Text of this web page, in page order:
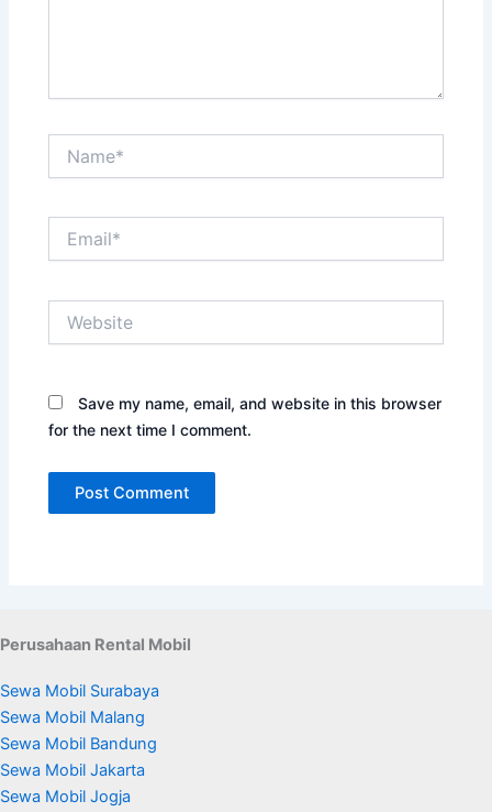
Save my name, email, and website in this browser
for the next time I comment.
Perusahaan Rental Mobil
Sewa Mobil Surabaya
Sewa Mobil Malang
Sewa Mobil Bandung
Sewa Mobil Jakarta
Sewa Mobil Jogja